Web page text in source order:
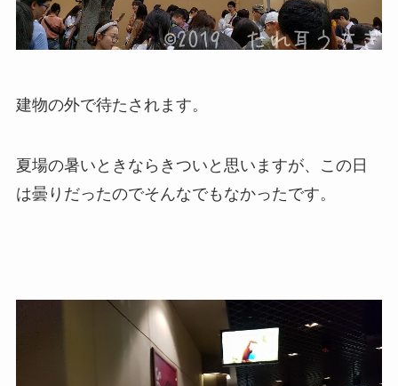
建物の外で待たされます。
夏場の暑いときならきついと思いますが、この日
は曇りだったのでそんなでもなかったです。